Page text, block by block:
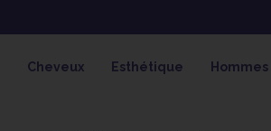
OFFRE
Cheveux Esthétique Hommes